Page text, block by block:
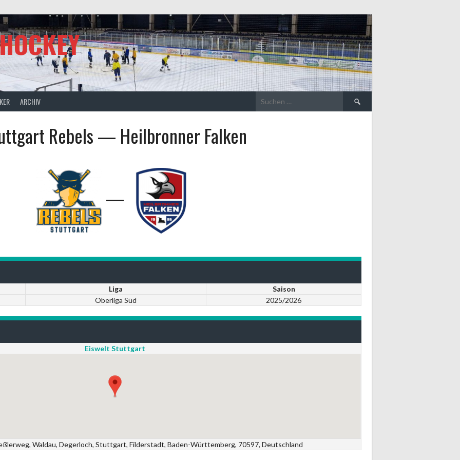
ARCHIV
Suche
nach:
Rebels — Heilbronner Falken
—
Liga
Saison
Oberliga Süd 2025/2026
Eiswelt Stuttgart
Waldau, Degerloch, Stuttgart, Filderstadt, Baden-Württemberg, 70597, Deutschland